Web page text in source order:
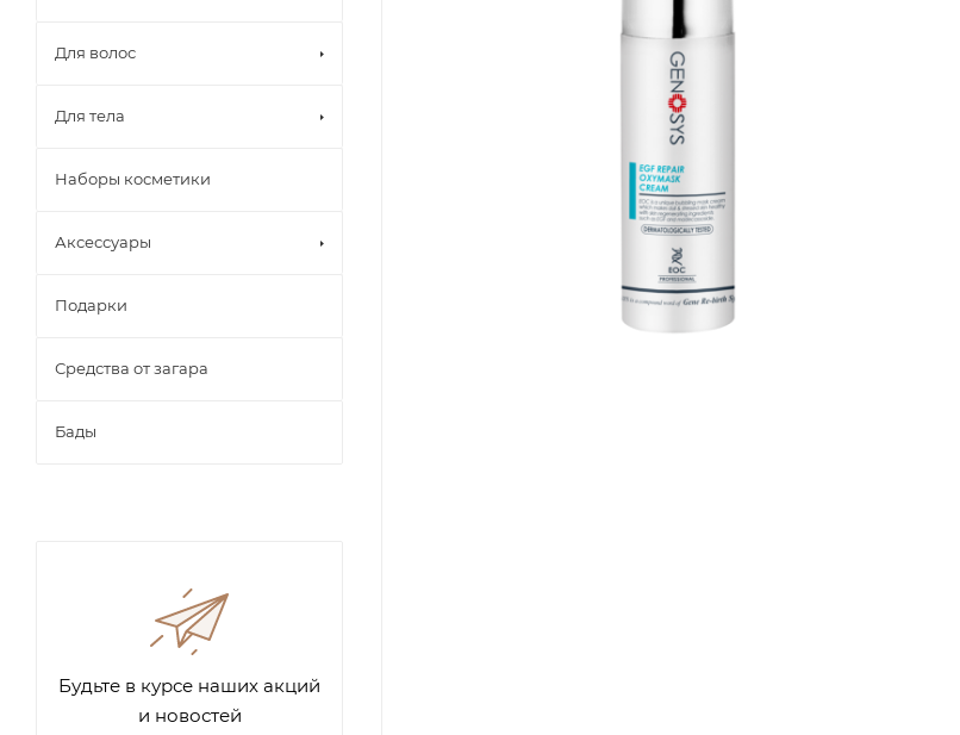
Для волос
Для тела
Наборы косметики
Аксессуары
Подарки
Средства от загара
Бады
Будьте в курсе наших акций
и новостей